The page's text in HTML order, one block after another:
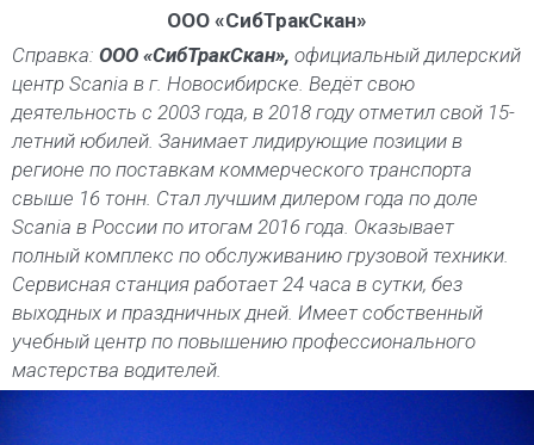
ООО «СибТракСкан»
Справка: ООО «СибТракСкан», официальный дилерский
центр Scania в г. Новосибирске. Ведёт свою
деятельность с 2003 года, в 2018 году отметил свой 15-
летний юбилей. Занимает лидирующие позиции в
регионе по поставкам коммерческого транспорта
свыше 16 тонн. Стал лучшим дилером года по доле
Scania в России по итогам 2016 года. Оказывает
полный комплекс по обслуживанию грузовой техники.
Сервисная станция работает 24 часа в сутки, без
выходных и праздничных дней. Имеет собственный
учебный центр по повышению профессионального
мастерства водителей.